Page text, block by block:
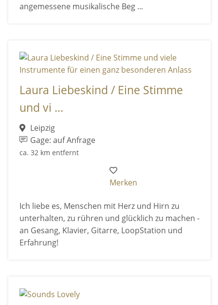
angemessene musikalische Beg ...
Laura Liebeskind / Eine Stimme
und vi ...
Leipzig
Gage: auf Anfrage
ca. 32 km entfernt
Merken
Ich liebe es, Menschen mit Herz und Hirn zu
unterhalten, zu rühren und glücklich zu machen -
an Gesang, Klavier, Gitarre, LoopStation und
Erfahrung!